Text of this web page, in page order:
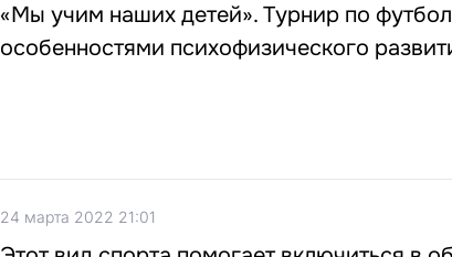
«Мы учим наших детей». Турнир по
особенностями психофизического
24 марта 2022 21:01